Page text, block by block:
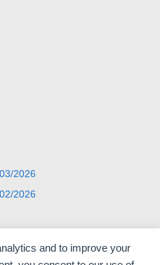
and to improve your
2026
2026
aniversário do 25 de